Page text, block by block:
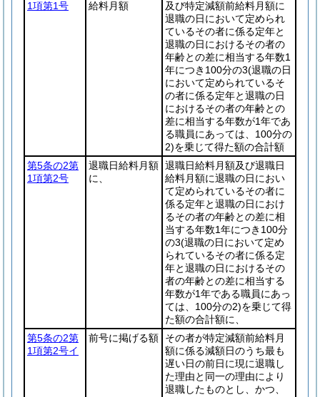
1項第1号
給料月額
及び特定減額前給料月額に
退職の日において定められ
ているその者に係る定年と
退職の日におけるその者の
年齢との差に相当する年数1
年につき100分の3(退職の日
において定められているそ
の者に係る定年と退職の日
におけるその者の年齢との
差に相当する年数が1年であ
る職員にあっては、100分の
2)を乗じて得た額の合計額
第5条の2第
1項第2号
退職日給料月額
に、
退職日給料月額及び退職日
給料月額に退職の日におい
て定められているその者に
係る定年と退職の日におけ
るその者の年齢との差に相
当する年数1年につき100分
の3(退職の日において定め
られているその者に係る定
年と退職の日におけるその
者の年齢との差に相当する
年数が1年である職員にあっ
ては、100分の2)を乗じて得
た額の合計額に、
第5条の2第
1項第2号イ
前号に掲げる額
その者が特定減額前給料月
額に係る減額日のうち最も
遅い日の前日に現に退職し
た理由と同一の理由により
退職したものとし、かつ、